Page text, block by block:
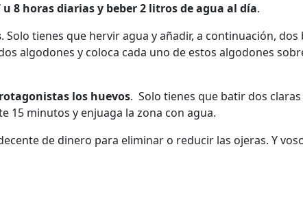
8 horas diarias y beber 2 litros de agua al día.
. Solo tienes que hervir agua y añadir, a continuación,
algodones y coloca cada uno de estos algodones
los huevos. Solo tienes que batir dos
15 minutos y enjuaga la zona con agua.
de dinero para eliminar o reducir las ojeras. Y